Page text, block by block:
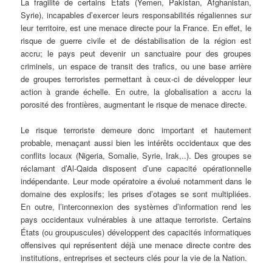
Syrie), incapables d’exercer leurs responsabilités régaliennes sur
leur territoire, est une menace directe pour la France. En effet, le
risque de guerre civile et de déstabilisation de la région est
accru; le pays peut devenir un sanctuaire pour des groupes
criminels, un espace de transit des trafics, ou une base arrière
de groupes terroristes permettant à ceux-ci de développer leur
action à grande échelle. En outre, la globalisation a accru la
porosité des frontières, augmentant le risque de menace directe.
Le risque terroriste demeure donc important et hautement
probable, menaçant aussi bien les intérêts occidentaux que des
conflits locaux (Nigeria, Somalie, Syrie, Irak,..). Des groupes se
réclamant d’Al-Qaida disposent d’une capacité opérationnelle
indépendante. Leur mode opératoire a évolué notamment dans le
domaine des explosifs; les prises d’otages se sont multipliées.
En outre, l’interconnexion des systèmes d’information rend les
pays occidentaux vulnérables à une attaque terroriste. Certains
États (ou groupuscules) développent des capacités informatiques
offensives qui représentent déjà une menace directe contre des
institutions, entreprises et secteurs clés pour la vie de la Nation.